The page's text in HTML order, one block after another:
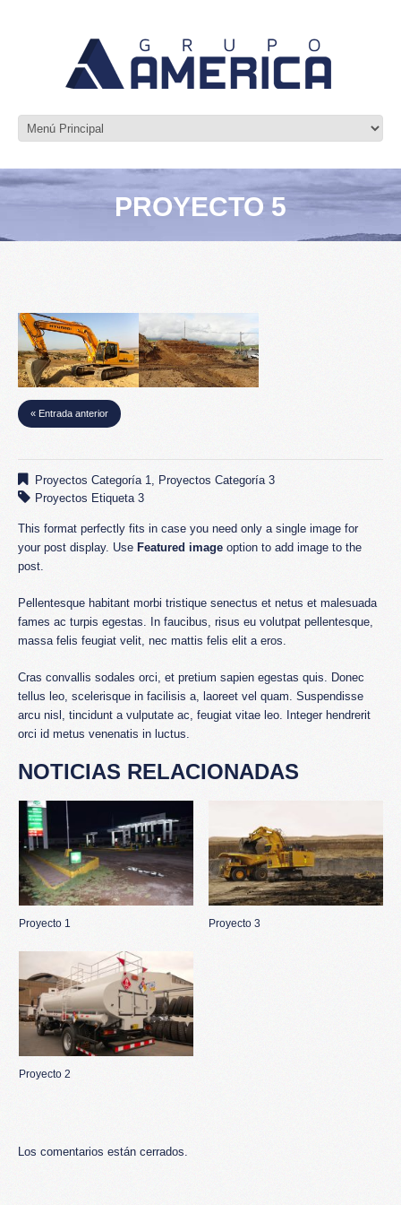
PROYECTO 5
« Entrada anterior
Proyectos Categoría 1
Proyectos Categoría 3
Proyectos Etiqueta 3
This format perfectly fits in case you need only a single image for
your post display. Use Featured image option to add image to the
post.
Pellentesque habitant morbi tristique senectus et netus et malesuada
fames ac turpis egestas. In faucibus, risus eu volutpat pellentesque,
massa felis feugiat velit, nec mattis felis elit a eros.
Cras convallis sodales orci, et pretium sapien egestas quis. Donec
tellus leo, scelerisque in facilisis a, laoreet vel quam. Suspendisse
arcu nisl, tincidunt a vulputate ac, feugiat vitae leo. Integer hendrerit
orci id metus venenatis in luctus.
NOTICIAS RELACIONADAS
Proyecto 1 Proyecto 3
Proyecto 2
Los comentarios están cerrados.